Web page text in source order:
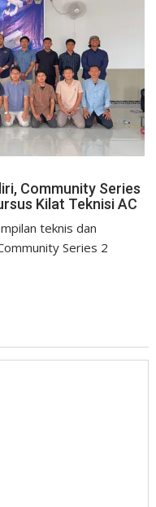
Community Series
Kilat Teknisi AC
teknis dan
Series 2